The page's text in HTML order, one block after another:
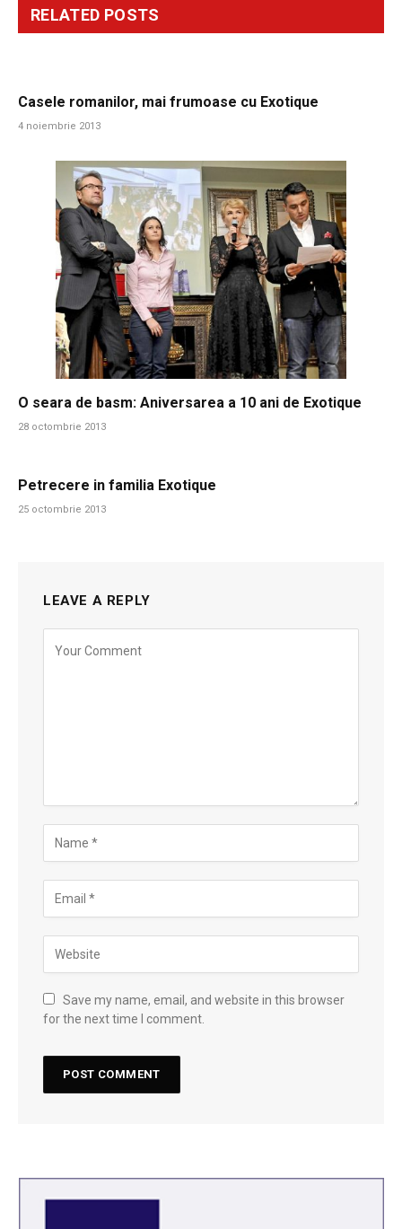
RELATED POSTS
Casele romanilor, mai frumoase cu Exotique
4 noiembrie 2013
O seara de basm: Aniversarea a 10 ani de Exotique
28 octombrie 2013
Petrecere in familia Exotique
25 octombrie 2013
LEAVE A REPLY
Save my name, email, and website in this browser
for the next time I comment.